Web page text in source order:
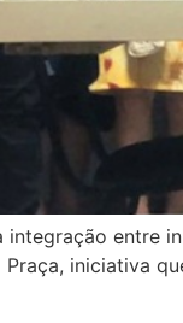
entre
iniciativa